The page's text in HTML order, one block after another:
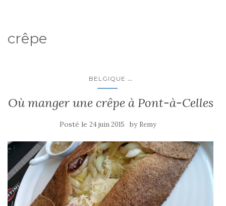
crêpe
BELGIQUE ...
Où manger une crêpe à Pont-à-Celles
Posté le 24 juin 2015 by Remy